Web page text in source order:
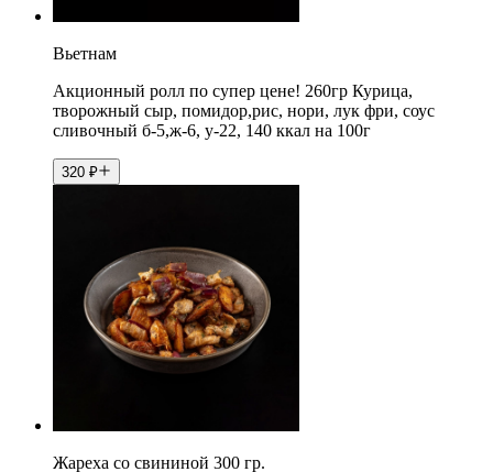
Вьетнам
Акционный ролл по супер цене! 260гр Курица,
творожный сыр, помидор,рис, нори, лук фри, соус
сливочный б-5,ж-6, у-22, 140 ккал на 100г
320 ₽
Жареха со свининой 300 гр.